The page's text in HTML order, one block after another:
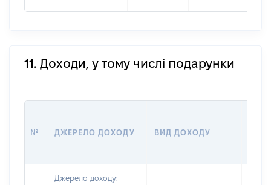
11. Доходи, у тому числі подарунки
№ ДЖЕРЕЛО ДОХОДУ ВИД ДОХОДУ
Джерело доходу: